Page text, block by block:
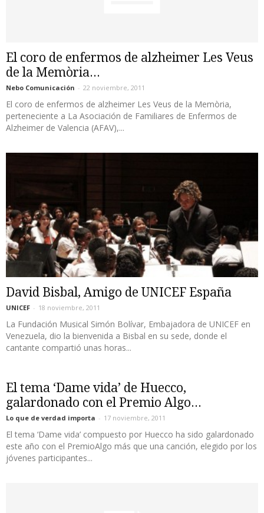
El coro de enfermos de alzheimer Les Veus
de la Memòria...
Nebo Comunicación - 22 noviembre, 2011
El coro de enfermos de alzheimer Les Veus de la Memòria,
perteneciente a La Asociación de Familiares de Enfermos de
Alzheimer de Valencia (AFAV),...
David Bisbal, Amigo de UNICEF España
UNICEF - 18 noviembre, 2011
La Fundación Musical Simón Bolívar, Embajadora de UNICEF en
Venezuela, dio la bienvenida a Bisbal en su sede, donde el
cantante compartió unas horas...
El tema ‘Dame vida’ de Huecco,
galardonado con el Premio Algo...
Lo que de verdad importa - 17 noviembre, 2011
El tema ‘Dame vida’ compuesto por Huecco ha sido galardonado
este año con el PremioAlgo más que una canción, elegido por los
jóvenes participantes...